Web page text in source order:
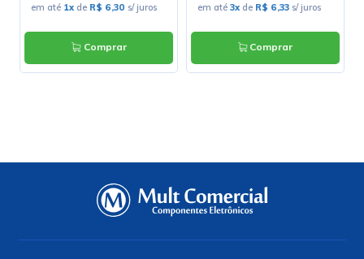
em até 1xde R$ 6,30 s/ juros
Comprar
em até 3xde R$ 6,33s/ juros
Comprar